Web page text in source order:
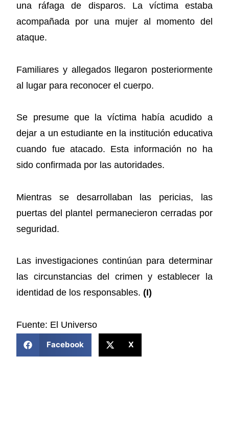
una ráfaga de disparos. La víctima estaba
acompañada por una mujer al momento del
ataque.
Familiares y allegados llegaron posteriormente
al lugar para reconocer el cuerpo.
Se presume que la víctima había acudido a
dejar a un estudiante en la institución educativa
cuando fue atacado. Esta información no ha
sido confirmada por las autoridades.
Mientras se desarrollaban las pericias, las
puertas del plantel permanecieron cerradas por
seguridad.
Las investigaciones continúan para determinar
las circunstancias del crimen y establecer la
identidad de los responsables.(I)
Fuente: El Universo
Facebook X